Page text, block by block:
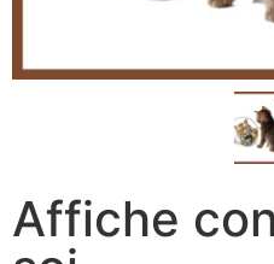
Affiche